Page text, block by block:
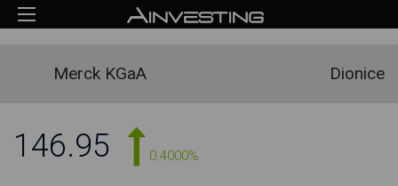
Merck KGaA Dionice
146.95 0.4000%